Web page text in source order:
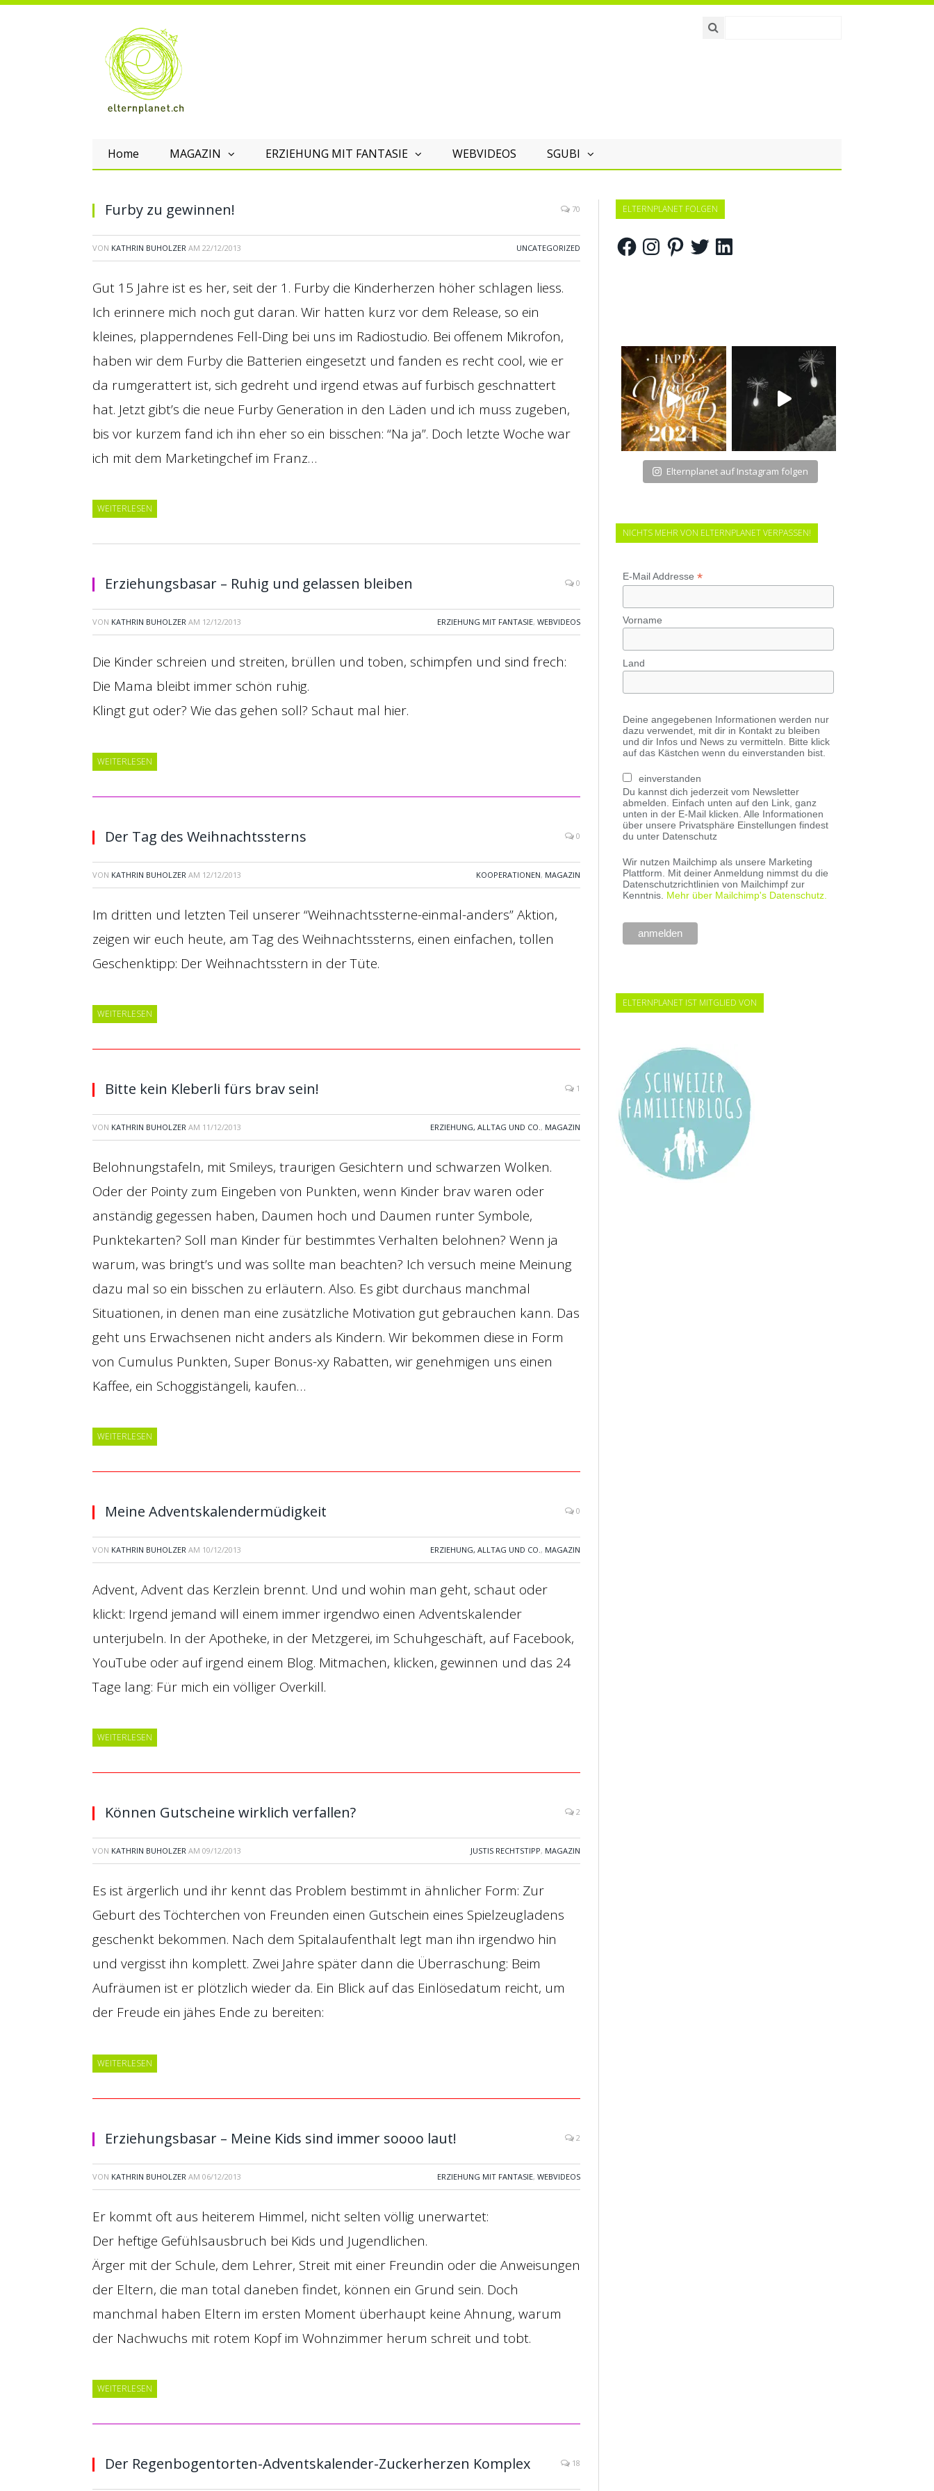
Home MAGAZIN ERZIEHUNG MIT FANTASIE WEBVIDEOS SGUBI
Furby zu gewinnen! 70
VON KATHRIN BUHOLZER AM 22/12/2013 UNCATEGORIZED
Gut 15 Jahre ist es her, seit der 1. Furby die Kinderherzen höher schlagen liess.
Ich erinnere mich noch gut daran. Wir hatten kurz vor dem Release, so ein
kleines, plapperndenes Fell-Ding bei uns im Radiostudio. Bei offenem Mikrofon,
haben wir dem Furby die Batterien eingesetzt und fanden es recht cool, wie er
da rumgerattert ist, sich gedreht und irgend etwas auf furbisch geschnattert
hat. Jetzt gibt’s die neue Furby Generation in den Läden und ich muss zugeben,
bis vor kurzem fand ich ihn eher so ein bisschen: “Na ja”. Doch letzte Woche war
ich mit dem Marketingchef im Franz…
WEITERLESEN
Erziehungsbasar – Ruhig und gelassen bleiben 0
VON KATHRIN BUHOLZER AM 12/12/2013 ERZIEHUNG MIT FANTASIE, WEBVIDEOS
Die Kinder schreien und streiten, brüllen und toben, schimpfen und sind frech:
Die Mama bleibt immer schön ruhig.
Klingt gut oder? Wie das gehen soll? Schaut mal hier.
WEITERLESEN
Der Tag des Weihnachtssterns 0
VON KATHRIN BUHOLZER AM 12/12/2013 KOOPERATIONEN, MAGAZIN
Im dritten und letzten Teil unserer “Weihnachtssterne-einmal-anders” Aktion,
zeigen wir euch heute, am Tag des Weihnachtssterns, einen einfachen, tollen
Geschenktipp: Der Weihnachtsstern in der Tüte.
WEITERLESEN
Bitte kein Kleberli fürs brav sein! 1
VON KATHRIN BUHOLZER AM 11/12/2013 ERZIEHUNG, ALLTAG UND CO. , MAGAZIN
Belohnungstafeln, mit Smileys, traurigen Gesichtern und schwarzen Wolken.
Oder der Pointy zum Eingeben von Punkten, wenn Kinder brav waren oder
anständig gegessen haben, Daumen hoch und Daumen runter Symbole,
Punktekarten? Soll man Kinder für bestimmtes Verhalten belohnen? Wenn ja
warum, was bringt’s und was sollte man beachten? Ich versuch meine Meinung
dazu mal so ein bisschen zu erläutern. Also. Es gibt durchaus manchmal
Situationen, in denen man eine zusätzliche Motivation gut gebrauchen kann. Das
geht uns Erwachsenen nicht anders als Kindern. Wir bekommen diese in Form
von Cumulus Punkten, Super Bonus-xy Rabatten, wir genehmigen uns einen
Kaffee, ein Schoggistängeli, kaufen…
WEITERLESEN
Meine Adventskalendermüdigkeit 0
VON KATHRIN BUHOLZER AM 10/12/2013 ERZIEHUNG, ALLTAG UND CO., MAGAZIN
Advent, Advent das Kerzlein brennt. Und und wohin man geht, schaut oder
klickt: Irgend jemand will einem immer irgendwo einen Adventskalender
unterjubeln. In der Apotheke, in der Metzgerei, im Schuhgeschäft, auf Facebook,
YouTube oder auf irgend einem Blog. Mitmachen, klicken, gewinnen und das 24
Tage lang: Für mich ein völliger Overkill.
WEITERLESEN
Können Gutscheine wirklich verfallen? 2
VON KATHRIN BUHOLZER AM 09/12/2013 JUSTIS RECHTSTIPP, MAGAZIN
Es ist ärgerlich und ihr kennt das Problem bestimmt in ähnlicher Form: Zur
Geburt des Töchterchen von Freunden einen Gutschein eines Spielzeugladens
geschenkt bekommen. Nach dem Spitalaufenthalt legt man ihn irgendwo hin
und vergisst ihn komplett. Zwei Jahre später dann die Überraschung: Beim
Aufräumen ist er plötzlich wieder da. Ein Blick auf das Einlösedatum reicht, um
der Freude ein jähes Ende zu bereiten:
WEITERLESEN
Erziehungsbasar – Meine Kids sind immer soooo laut! 2
VON KATHRIN BUHOLZER AM 06/12/2013 ERZIEHUNG MIT FANTASIE, WEBVIDEOS
Er kommt oft aus heiterem Himmel, nicht selten völlig unerwartet:
Der heftige Gefühlsausbruch bei Kids und Jugendlichen.
Ärger mit der Schule, dem Lehrer, Streit mit einer Freundin oder die Anweisungen
der Eltern, die man total daneben findet, können ein Grund sein. Doch
manchmal haben Eltern im ersten Moment überhaupt keine Ahnung, warum
der Nachwuchs mit rotem Kopf im Wohnzimmer herum schreit und tobt.
WEITERLESEN
Der Regenbogentorten-Adventskalender-Zuckerherzen Komplex 18
ELTERNPLANET FOLGEN
FacebookInstagramPinterestTwitterLinkedIn
Elternplanet auf Instagram folgen
NICHTS MEHR VON ELTERNPLANET VERPASSEN!
E-Mail Addresse *
Vorname
Land
Deine angegebenen Informationen werden nur
dazu verwendet, mit dir in Kontakt zu bleiben
und dir Infos und News zu vermitteln. Bitte klick
auf das Kästchen wenn du einverstanden bist.
einverstanden
Du kannst dich jederzeit vom Newsletter
abmelden. Einfach unten auf den Link, ganz
unten in der E-Mail klicken. Alle Informationen
über unsere Privatsphäre Einstellungen findest
du unter Datenschutz
Wir nutzen Mailchimp als unsere Marketing
Plattform. Mit deiner Anmeldung nimmst du die
Datenschutzrichtlinien von Mailchimpf zur
Kenntnis. Mehr über Mailchimp's Datenschutz.
ELTERNPLANET IST MITGLIED VON